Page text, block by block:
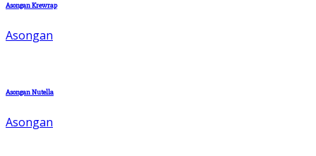
Asongan Krewrap
Asongan
Asongan Nutella
Asongan